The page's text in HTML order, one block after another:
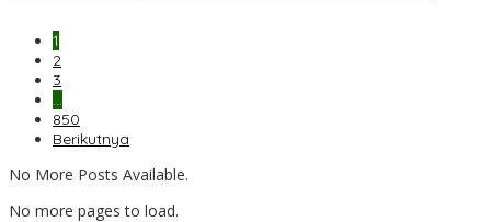
1
2
3
…
850
Berikutnya
No More Posts Available.
No more pages to load.